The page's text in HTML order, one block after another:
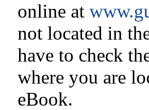
online at
not located in
have to check
where you are
eBook.